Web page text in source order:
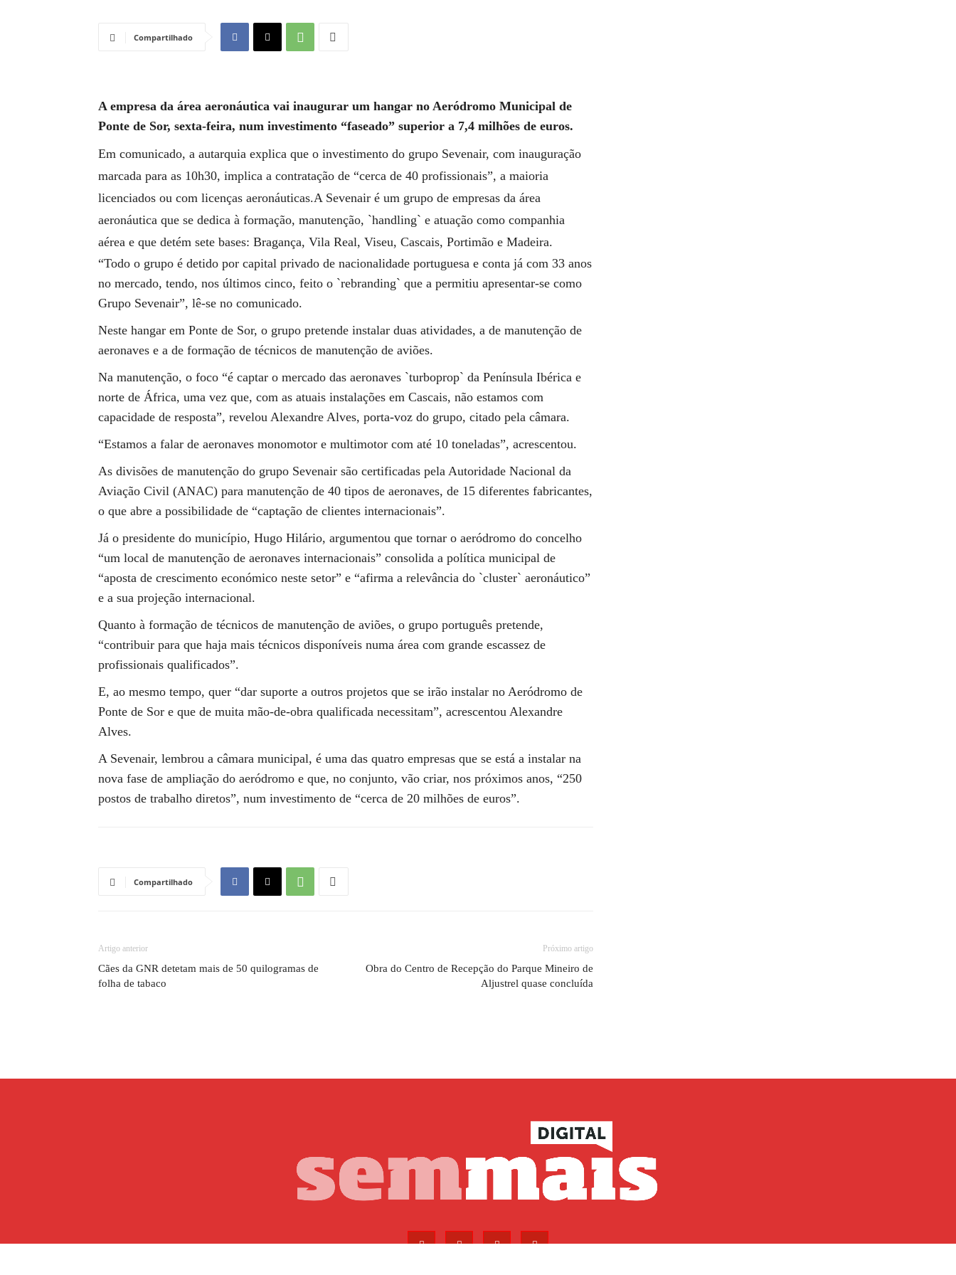
Compartilhado
A empresa da área aeronáutica vai inaugurar um hangar no Aeródromo Municipal de
Ponte de Sor, sexta-feira, num investimento “faseado” superior a 7,4 milhões de euros.
Em comunicado, a autarquia explica que o investimento do grupo Sevenair, com inauguração
marcada para as 10h30, implica a contratação de “cerca de 40 profissionais”, a maioria
licenciados ou com licenças aeronáuticas.A Sevenair é um grupo de empresas da área
aeronáutica que se dedica à formação, manutenção, `handling` e atuação como companhia
aérea e que detém sete bases: Bragança, Vila Real, Viseu, Cascais, Portimão e Madeira.
“Todo o grupo é detido por capital privado de nacionalidade portuguesa e conta já com 33 anos
no mercado, tendo, nos últimos cinco, feito o `rebranding` que a permitiu apresentar-se como
Grupo Sevenair”, lê-se no comunicado.
Neste hangar em Ponte de Sor, o grupo pretende instalar duas atividades, a de manutenção de
aeronaves e a de formação de técnicos de manutenção de aviões.
Na manutenção, o foco “é captar o mercado das aeronaves `turboprop` da Península Ibérica e
norte de África, uma vez que, com as atuais instalações em Cascais, não estamos com
capacidade de resposta”, revelou Alexandre Alves, porta-voz do grupo, citado pela câmara.
“Estamos a falar de aeronaves monomotor e multimotor com até 10 toneladas”, acrescentou.
As divisões de manutenção do grupo Sevenair são certificadas pela Autoridade Nacional da
Aviação Civil (ANAC) para manutenção de 40 tipos de aeronaves, de 15 diferentes fabricantes,
o que abre a possibilidade de “captação de clientes internacionais”.
Já o presidente do município, Hugo Hilário, argumentou que tornar o aeródromo do concelho
“um local de manutenção de aeronaves internacionais” consolida a política municipal de
“aposta de crescimento económico neste setor” e “afirma a relevância do `cluster` aeronáutico”
e a sua projeção internacional.
Quanto à formação de técnicos de manutenção de aviões, o grupo português pretende,
“contribuir para que haja mais técnicos disponíveis numa área com grande escassez de
profissionais qualificados”.
E, ao mesmo tempo, quer “dar suporte a outros projetos que se irão instalar no Aeródromo de
Ponte de Sor e que de muita mão-de-obra qualificada necessitam”, acrescentou Alexandre
Alves.
A Sevenair, lembrou a câmara municipal, é uma das quatro empresas que se está a instalar na
nova fase de ampliação do aeródromo e que, no conjunto, vão criar, nos próximos anos, “250
postos de trabalho diretos”, num investimento de “cerca de 20 milhões de euros”.
Compartilhado
Artigo anterior
Cães da GNR detetam mais de 50 quilogramas de
folha de tabaco
Próximo artigo
Obra do Centro de Recepção do Parque Mineiro de
Aljustrel quase concluída